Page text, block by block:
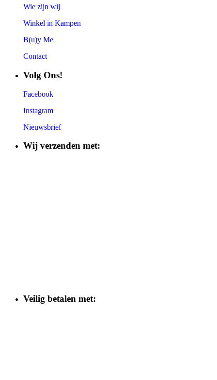
Wie zijn wij
Winkel in Kampen
B(u)y Me
Contact
Volg Ons!
Facebook
Instagram
Nieuwsbrief
Wij verzenden met:
Veilig betalen met: